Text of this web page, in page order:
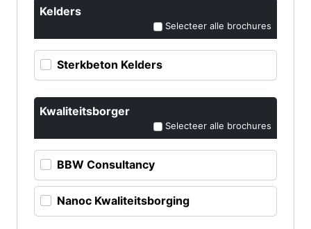
Kelders
Selecteer alle brochures
Sterkbeton Kelders
Kwaliteitsborger
Selecteer alle brochures
BBW Consultancy
Nanoc Kwaliteitsborging